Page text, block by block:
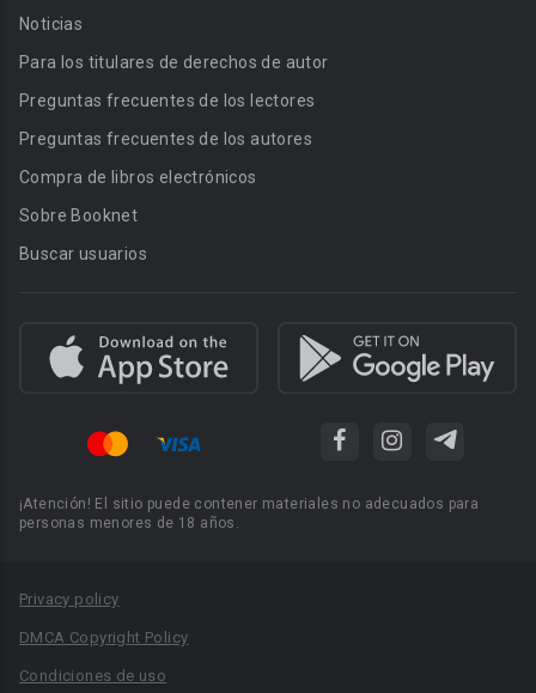
Noticias
Para los titulares de derechos de autor
Preguntas frecuentes de los lectores
Preguntas frecuentes de los autores
Compra de libros electrónicos
Sobre Booknet
Buscar usuarios
¡Atención! El sitio puede contener materiales no adecuados para
personas menores de 18 años.
Privacy policy
DMCA Copyright Policy
Condiciones de uso